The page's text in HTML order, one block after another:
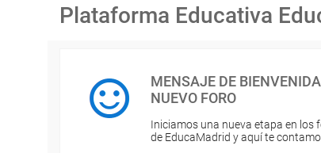
Plataforma Educativa
MENSAJE DE
NUEVO FORO
Iniciamos una nueva etapa en los
de EducaMadrid y aquí te